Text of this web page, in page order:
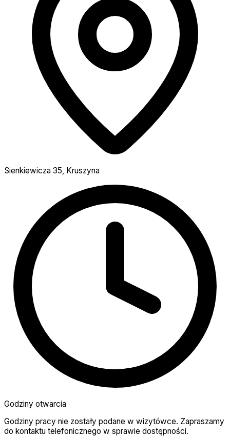
Sienkiewicza 35, Kruszyna
Godziny otwarcia
Godziny pracy nie zostały podane w wizytówce. Zapraszamy
do kontaktu telefonicznego w sprawie dostępności.